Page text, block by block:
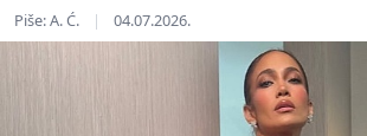
Piše: A. Ć. | 04.07.2026.